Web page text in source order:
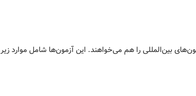
بین‌المللی را هم می‌خواهند. این آزمون‌ها شامل موارد